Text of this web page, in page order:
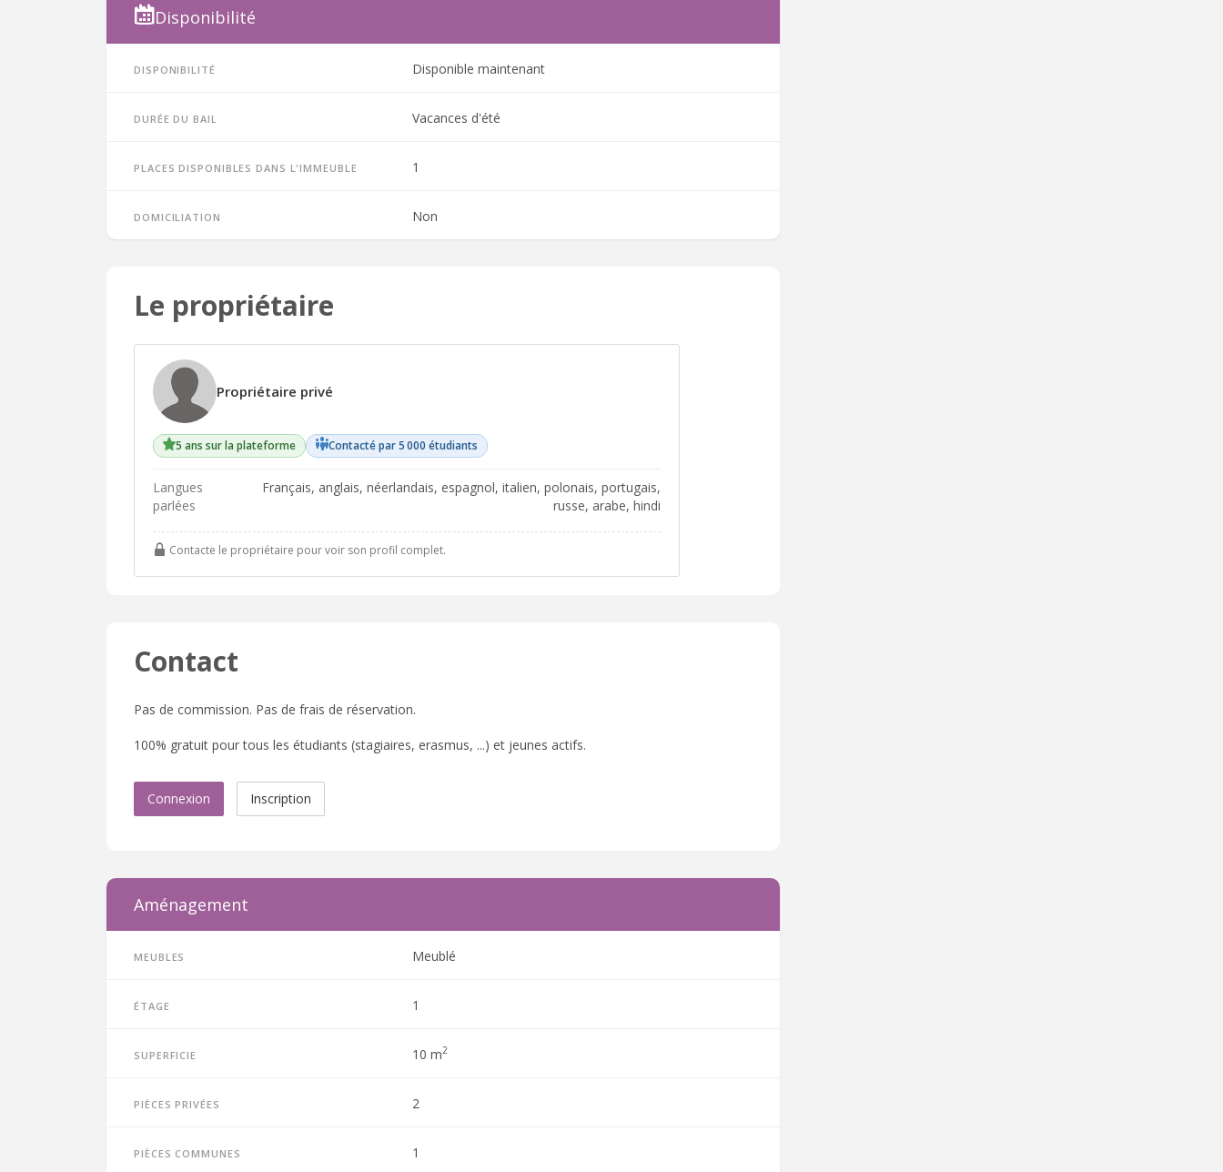
Disponibilité
Disponibilité Disponible maintenant
Durée du bail Vacances d'été
Places disponibles dans l'immeuble 1
Domiciliation Non
Le propriétaire
Propriétaire privé
5 ans sur la plateforme Contacté par 5 000 étudiants
Langues
parlées
français, anglais, néerlandais, espagnol, italien, polonais, portugais,
russe, arabe, hindi
Contacte le propriétaire pour voir son profil complet.
Contact
Pas de commission. Pas de frais de réservation.
100% gratuit pour tous les étudiants (stagiaires, erasmus, ...) et jeunes actifs.
Connexion Inscription
Aménagement
Meubles Meublé
Étage 1
Superficie 10 m2
Pièces privées 2
Pièces communes 1